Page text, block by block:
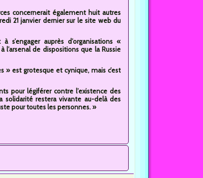
concernerait également huit autres
21 janvier dernier sur le site web du
auprès d’organisations «
l’arsenal de dispositions que la Russie
» est grotesque et cynique, mais c’est
pour légiférer contre l’existence des
solidarité restera vivante au-delà des
pour toutes les personnes. »